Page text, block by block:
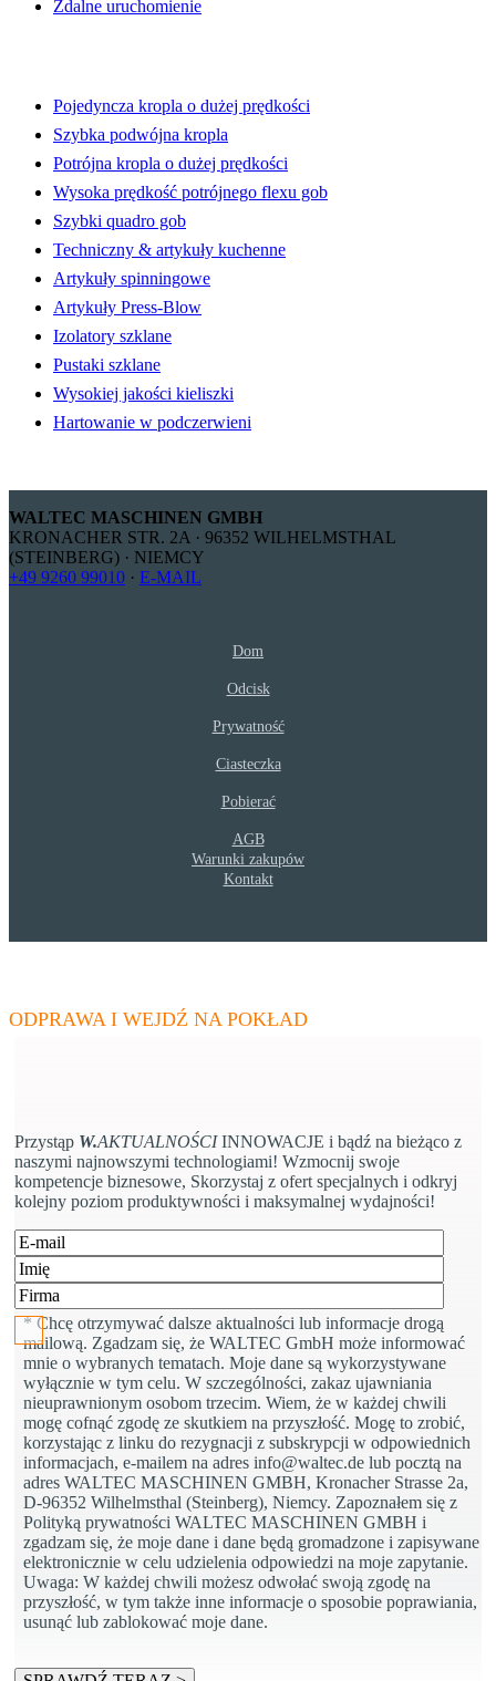
Zdalne uruchomienie
Pojedyncza kropla o dużej prędkości
Szybka podwójna kropla
Potrójna kropla o dużej prędkości
Wysoka prędkość potrójnego flexu gob
Szybki quadro gob
Techniczny & artykuły kuchenne
Artykuły spinningowe
Artykuły Press-Blow
Izolatory szklane
Pustaki szklane
Wysokiej jakości kieliszki
Hartowanie w podczerwieni
WALTEC MASCHINEN GMBH
KRONACHER STR. 2A · 96352 WILHELMSTHAL
(STEINBERG) · NIEMCY
+49 9260 99010 · E-MAIL
Dom
Odcisk
Prywatność
Ciasteczka
Pobierać
AGB
Warunki zakupów
Kontakt
ODPRAWA I WEJDŹ NA POKŁAD
Przystąp W.AKTUALNOŚCIINNOWACJE i bądź na bieżąco z
naszymi najnowszymi technologiami! Wzmocnij swoje
kompetencje biznesowe, Skorzystaj z ofert specjalnych i odkryj
kolejny poziom produktywności i maksymalnej wydajności!
Proszę zostaw to pole puste.
* Chcę otrzymywać dalsze aktualności lub informacje drogą
mailową. Zgadzam się, że WALTEC GmbH może informować
mnie o wybranych tematach. Moje dane są wykorzystywane
wyłącznie w tym celu. W szczególności, zakaz ujawniania
nieuprawnionym osobom trzecim. Wiem, że w każdej chwili
mogę cofnąć zgodę ze skutkiem na przyszłość. Mogę to zrobić,
korzystając z linku do rezygnacji z subskrypcji w odpowiednich
informacjach, e-mailem na adres info@waltec.de lub pocztą na
adres WALTEC MASCHINEN GMBH, Kronacher Strasse 2a,
D-96352 Wilhelmsthal (Steinberg), Niemcy. Zapoznałem się z
Polityką prywatności WALTEC MASCHINEN GMBH i
zgadzam się, że moje dane i dane będą gromadzone i zapisywane
elektronicznie w celu udzielenia odpowiedzi na moje zapytanie.
Uwaga: W każdej chwili możesz odwołać swoją zgodę na
przyszłość, w tym także inne informacje o sposobie poprawiania,
usunąć lub zablokować moje dane.